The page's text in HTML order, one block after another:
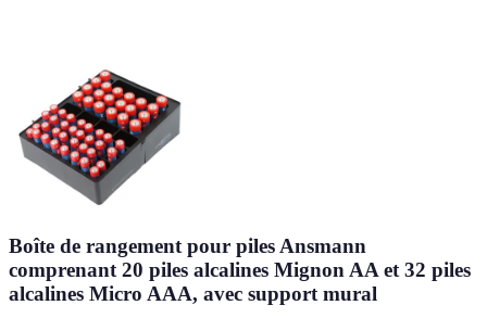
Boîte de rangement pour piles Ansmann
comprenant 20 piles alcalines Mignon AA et 32 piles
alcalines Micro AAA, avec support mural